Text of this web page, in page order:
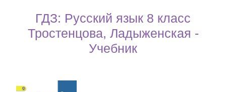
ГДЗ: Русский язык 8 класс
Тростенцова, Ладыженская -
Учебник